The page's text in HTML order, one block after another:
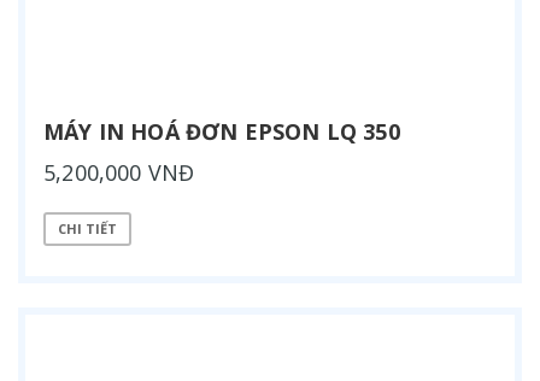
MÁY IN HOÁ ĐƠN EPSON LQ 350
5,200,000 VNĐ
CHI TIẾT